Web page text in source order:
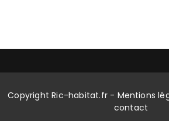
Copyright Ric-habitat.fr - Mentions
contact